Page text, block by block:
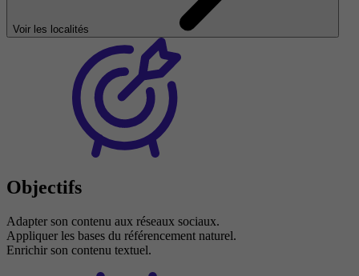
Voir les localités
Objectifs
Adapter son contenu aux réseaux sociaux.
Appliquer les bases du référencement naturel.
Enrichir son contenu textuel.